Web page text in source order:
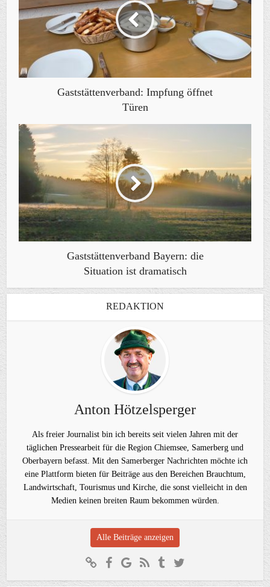
Gaststättenverband: Impfung öffnet
Türen
Gaststättenverband Bayern: die
Situation ist dramatisch
REDAKTION
Anton Hötzelsperger
Als freier Journalist bin ich bereits seit vielen Jahren mit der
täglichen Pressearbeit für die Region Chiemsee, Samerberg und
Oberbayern befasst. Mit den Samerberger Nachrichten möchte ich
eine Plattform bieten für Beiträge aus den Bereichen Brauchtum,
Landwirtschaft, Tourismus und Kirche, die sonst vielleicht in den
Medien keinen breiten Raum bekommen würden.
Alle Beiträge anzeigen